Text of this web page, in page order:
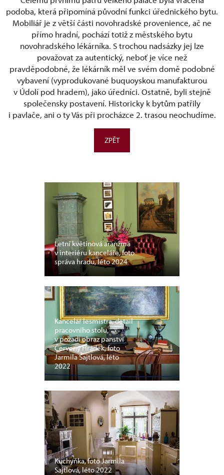
podoba, která připomíná původní funkci úřednického bytu.
Mobiliář je z větší části novohradské provenience, ač ne
přímo hradní, pochází totiž z městského bytu
novohradského lékárníka. S trochou nadsázky jej lze
považovat za autentický, neboť je více než
pravděpodobné, že lékárník měl ve svém domě podobné
vybavení (vyprodukované buquoyskou manufakturou
v Údolí pod hradem), jako úředníci. Ostatně, byli stejně
společensky postavení. Historicky k bytům patřily
i pavlače, ani o ty Vás při procházce 2. trasou neochudíme.
ZPĚT
Letní květinová aranžmá
v interiéru kanceláře, foto
správa hradu, léto 2024
Kancelář lesmistra, detail
pracovního stolu,
v pozadí obraz panství
Červený Hrádek, foto
Jarmila Sajtlová, léto
2022
Kuchyňka, foto Jarmila
Sajtlová, léto 2022